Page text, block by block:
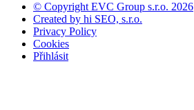
© Copyright EVC Group s.r.o. 2026
Created by hi SEO, s.r.o.
Privacy Policy
Cookies
Přihlásit